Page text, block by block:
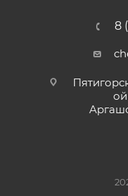
8